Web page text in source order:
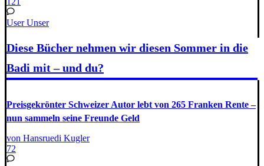
User Unser
Diese Bücher nehmen wir diesen Sommer in die
Badi mit – und du?
Preisgekrönter Schweizer Autor lebt von 265 Franken Rente –
nun sammeln seine Freunde Geld
von Hansruedi Kugler
72